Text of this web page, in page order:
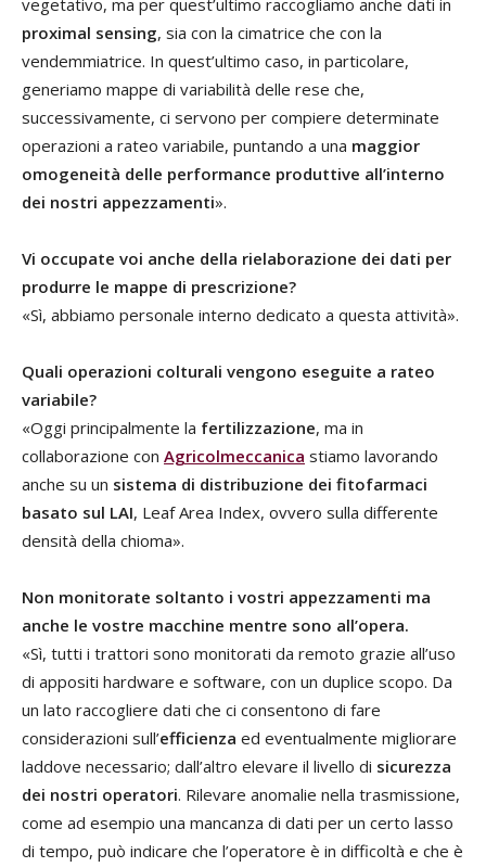
vegetativo, ma per quest’ultimo raccogliamo anche dati in
proximal sensing, sia con la cimatrice che con la
vendemmiatrice. In quest’ultimo caso, in particolare,
generiamo mappe di variabilità delle rese che,
successivamente, ci servono per compiere determinate
operazioni a rateo variabile, puntando a una maggior
omogeneità delle performance produttive all’interno
dei nostri appezzamenti».
Vi occupate voi anche della rielaborazione dei dati per
produrre le mappe di prescrizione?
«Sì, abbiamo personale interno dedicato a questa attività».
Quali operazioni colturali vengono eseguite a rateo
variabile?
«Oggi principalmente la fertilizzazione, ma in
collaborazione con Agricolmeccanica stiamo lavorando
anche su un sistema di distribuzione dei fitofarmaci
basato sul LAI, Leaf Area Index, ovvero sulla differente
densità della chioma».
Non monitorate soltanto i vostri appezzamenti ma
anche le vostre macchine mentre sono all’opera.
«Sì, tutti i trattori sono monitorati da remoto grazie all’uso
di appositi hardware e software, con un duplice scopo. Da
un lato raccogliere dati che ci consentono di fare
considerazioni sull’efficienza ed eventualmente migliorare
laddove necessario; dall’altro elevare il livello di sicurezza
dei nostri operatori. Rilevare anomalie nella trasmissione,
come ad esempio una mancanza di dati per un certo lasso
di tempo, può indicare che l’operatore è in difficoltà e che è